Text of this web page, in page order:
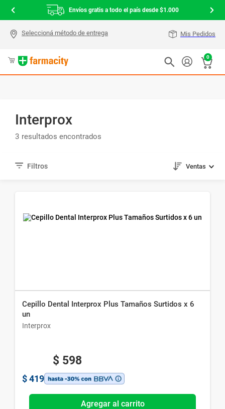
Envíos gratis a todo el país desde $1.000
Mis Pedidos
0
Interprox
3
Ventas
Cepillo Dental Interprox Plus Tamaños Surtidos x 6
un
Interprox
$ 598
$ 419
Agregar al carrito